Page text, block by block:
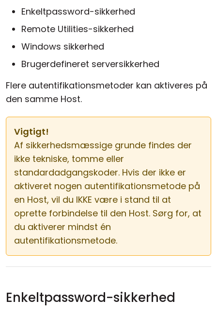
Enkeltpassword-sikkerhed
Remote Utilities-sikkerhed
Windows sikkerhed
Brugerdefineret serversikkerhed
Flere autentifikationsmetoder kan aktiveres på
den samme Host.
Vigtigt!
Af sikkerhedsmæssige grunde findes der
ikke tekniske, tomme eller
standardadgangskoder. Hvis der ikke er
aktiveret nogen autentifikationsmetode på
en Host, vil du IKKE være i stand til at
oprette forbindelse til den Host. Sørg for, at
du aktiverer mindst én
autentifikationsmetode.
Enkeltpassword-sikkerhed